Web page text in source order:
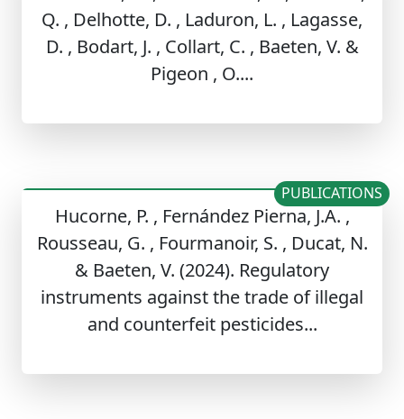
Q. , Delhotte, D. , Laduron, L. , Lagasse,
D. , Bodart, J. , Collart, C. , Baeten, V. &
Pigeon , O....
Hucorne, P. , Fernández Pierna, J.A. ,
Rousseau, G. , Fourmanoir, S. , Ducat, N.
& Baeten, V. (2024). Regulatory
instruments against the trade of illegal
and counterfeit pesticides...
PUBLICATIONS